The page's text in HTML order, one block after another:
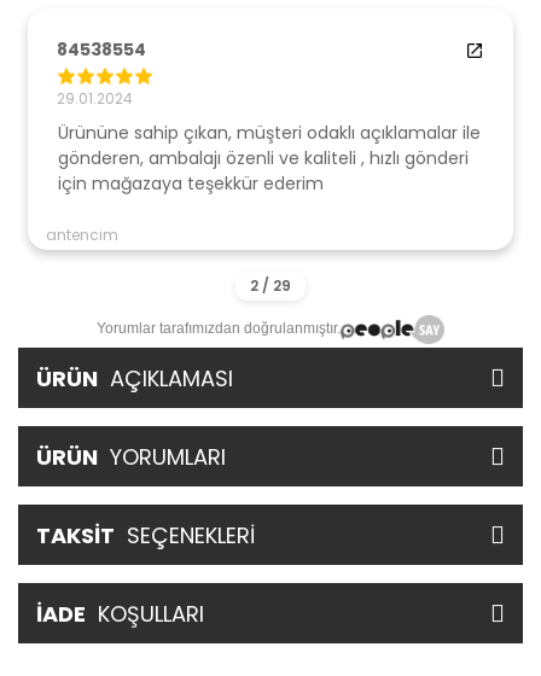
84538554
29.01.2024
Ürününe sahip çıkan, müşteri odaklı açıklamalar ile
gönderen, ambalajı özenli ve kaliteli , hızlı gönderi
için mağazaya teşekkür ederim
antencim
Yorumlar tarafımızdan doğrulanmıştır.
ÜRÜN AÇIKLAMASI
ÜRÜN YORUMLARI
TAKSİT SEÇENEKLERİ
İADE KOŞULLARI